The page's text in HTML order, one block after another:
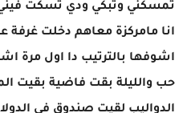
تمسكني وتبكي ودي تسكت
انا مامركزة معاهم دخلت غرفة
اشوفها بالترتيب دا اول مرة
حب والليلة بقت فاضية بقيت
الدواليب لقيت صندوق في